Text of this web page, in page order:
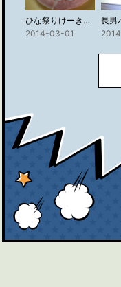
ひな祭りけーきはいかがですか
2014-03-01
長男